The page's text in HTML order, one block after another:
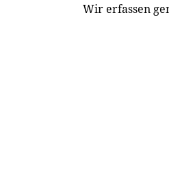
Wir erfassen